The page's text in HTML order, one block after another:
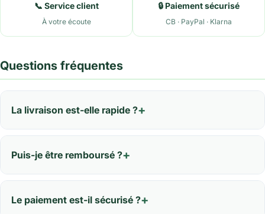
📞 Service client
À votre écoute
🔒 Paiement sécurisé
CB · PayPal · Klarna
Questions fréquentes
La livraison est-elle rapide ?
Puis-je être remboursé ?
Le paiement est-il sécurisé ?